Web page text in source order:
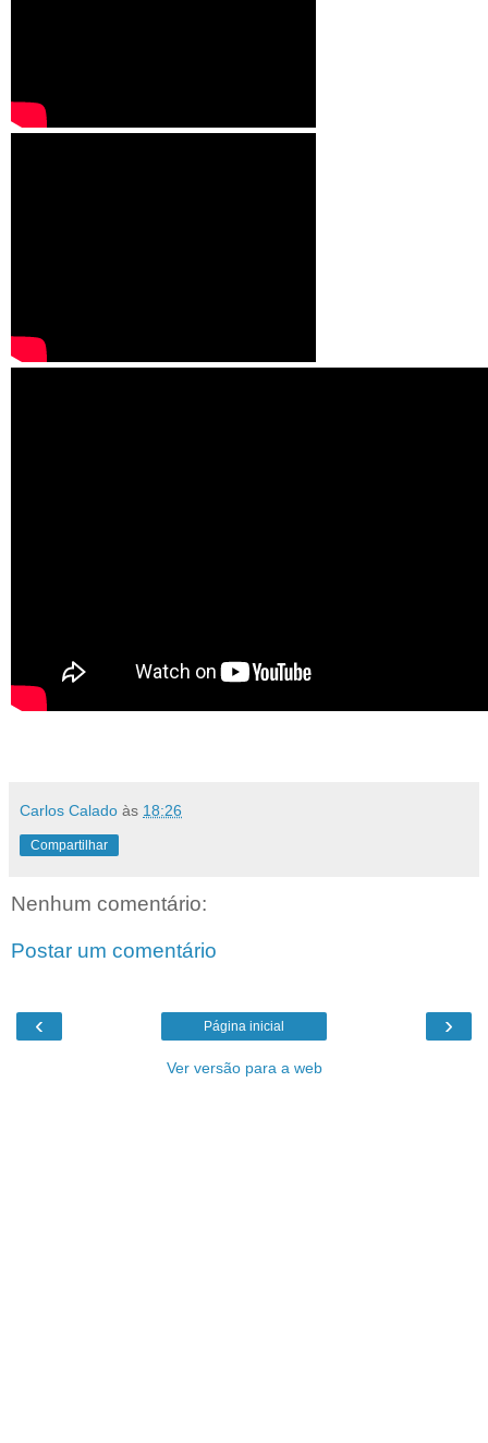
Carlos Calado às 18:26
Compartilhar
Nenhum comentário:
Postar um comentário
‹ ›
Página inicial
Ver versão para a web